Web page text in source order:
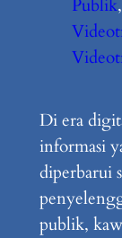
Publik,
Di era
informasi
diperbarui
publik,